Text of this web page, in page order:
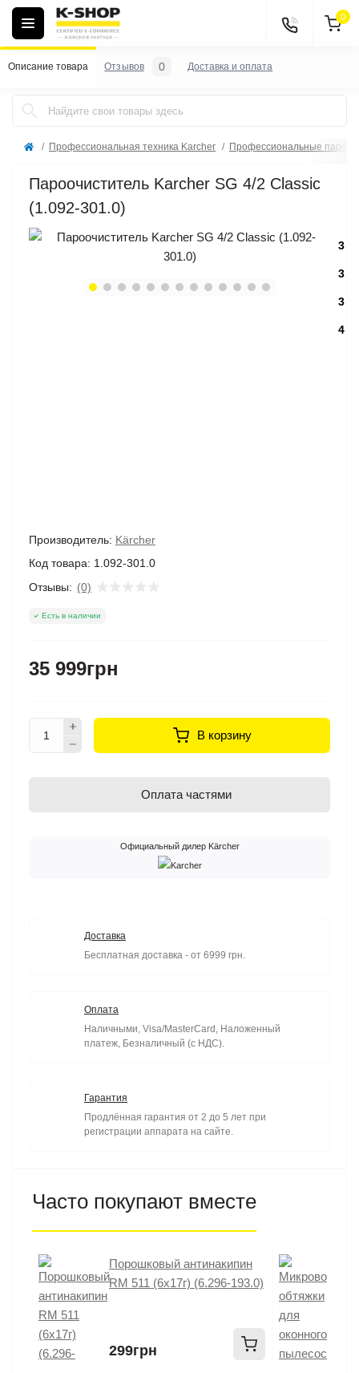
0
Профессиональная техника Karcher Профессиональные
Пароочиститель Karcher SG 4/2 Classic
(1.092-301.0)
3
3
3
4
Производитель: Kärcher
Код товара: 1.092-301.0
Отзывы: (0)
Есть в наличии
35 999грн
В корзину
Оплата частями
Официальный дилер Kärcher
Доставка
Бесплатная доставка - от 6999 грн.
Оплата
Наличными, Visa/MasterCard, Наложенный
платеж, Безналичный (с НДС).
Гарантия
Продлённая гарантия от 2 до 5 лет при
регистрации аппарата на сайте.
Часто покупают вместе
Порошковый антинакипин
RM 511 (6x17г) (6.296-193.0)
299грн
Описание товара Отзывов 0 Доставка и оплата